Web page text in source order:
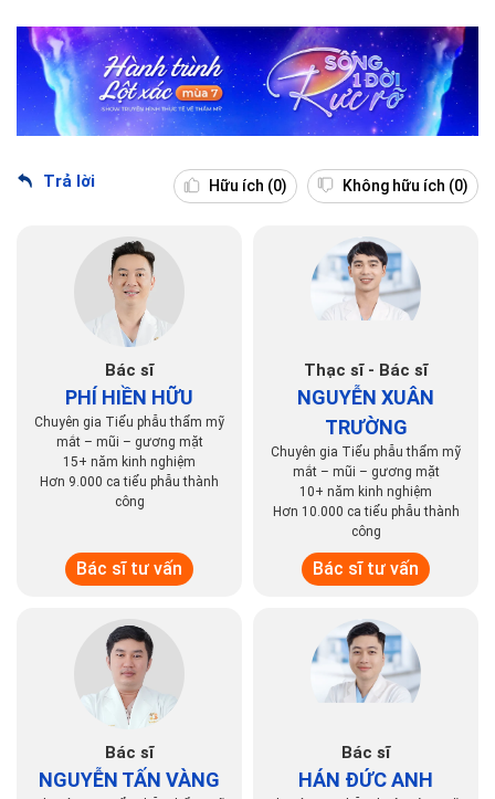
Trả lời Hữu ích (0) Không hữu ích (0)
Bác sĩ
PHÍ HIỀN HỮU
Chuyên gia Tiểu phẫu thẩm mỹ
mắt – mũi – gương mặt
15+ năm kinh nghiệm
Hơn 9.000 ca tiểu phẫu thành
công
Bác sĩ tư vấn
Thạc sĩ - Bác sĩ
NGUYỄN XUÂN
TRƯỜNG
Chuyên gia Tiểu phẫu thẩm mỹ
mắt – mũi – gương mặt
10+ năm kinh nghiệm
Hơn 10.000 ca tiểu phẫu thành
công
Bác sĩ tư vấn
Bác sĩ
NGUYỄN TẤN VÀNG
Bác sĩ
HÁN ĐỨC ANH